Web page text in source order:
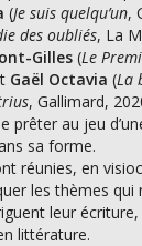
(Je suis quelqu’un,
des oubliés, La
Gilles(Le
Gaël Octavia (La
, Gallimard,
prêter au jeu
sa forme.
réunies, en
les thèmes qui
leur
littérature.